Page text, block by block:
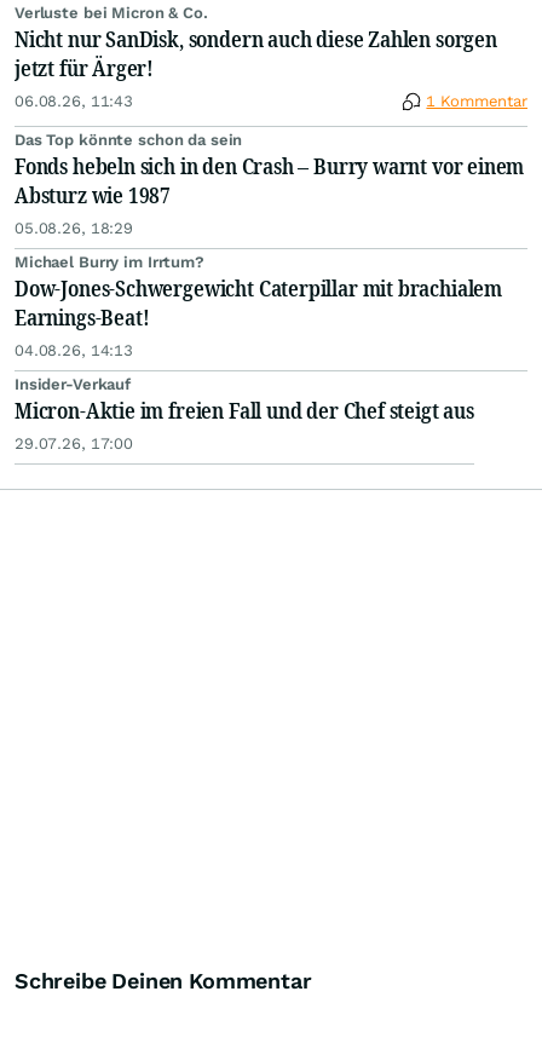
Verluste bei Micron & Co.
Nicht nur SanDisk, sondern auch diese Zahlen sorgen
jetzt für Ärger!
06.08.26, 11:43 1 Kommentar
Das Top könnte schon da sein
Fonds hebeln sich in den Crash – Burry warnt vor einem
Absturz wie 1987
05.08.26, 18:29
Michael Burry im Irrtum?
Dow-Jones-Schwergewicht Caterpillar mit brachialem
Earnings-Beat!
04.08.26, 14:13
Insider-Verkauf
Micron-Aktie im freien Fall und der Chef steigt aus
29.07.26, 17:00
Schreibe Deinen Kommentar